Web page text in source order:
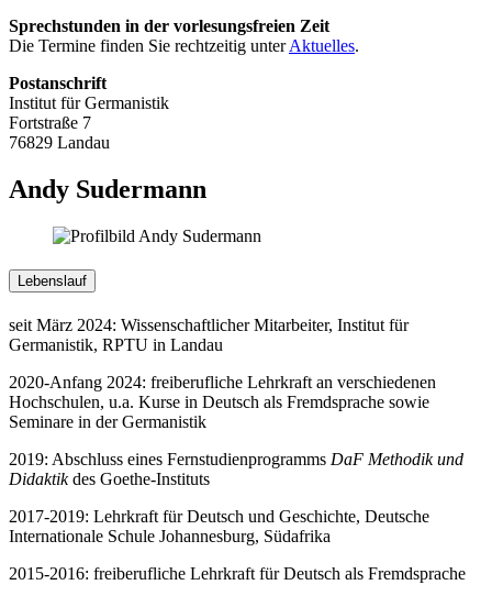
Sprechstunden in der vorlesungsfreien Zeit
Die Termine finden Sie rechtzeitig unterAktuelles.
Postanschrift
Institut für Germanistik
Fortstraße 7
76829 Landau
Andy Sudermann
Lebenslauf
seit März 2024: Wissenschaftlicher Mitarbeiter, Institut für
Germanistik, RPTU in Landau
2020-Anfang 2024: freiberufliche Lehrkraft an verschiedenen
Hochschulen, u.a. Kurse in Deutsch als Fremdsprache sowie
Seminare in der Germanistik
2019: Abschluss eines Fernstudienprogramms DaF Methodik und
Didaktikdes Goethe-Instituts
2017-2019: Lehrkraft für Deutsch und Geschichte, Deutsche
Internationale Schule Johannesburg, Südafrika
2015-2016: freiberufliche Lehrkraft für Deutsch als Fremdsprache